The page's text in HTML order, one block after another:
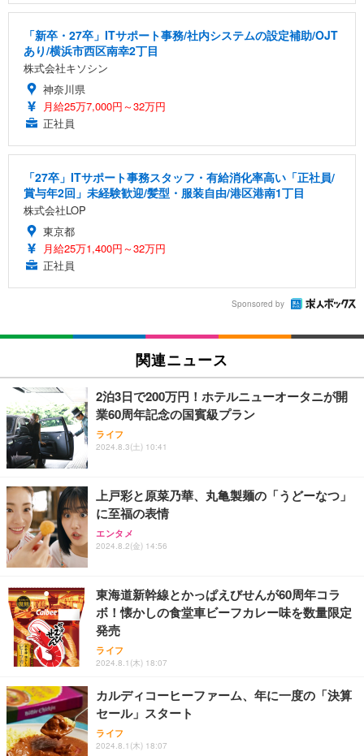
「新卒・27卒」ITサポート事務/社内システムの設定補助/OJT
あり/横浜市西区南幸2丁目
株式会社キソシン
神奈川県
月給25万7,000円～32万円
正社員
「27卒」ITサポート事務スタッフ・有給消化率高い「正社員/
賞与年2回」未経験歓迎/髪型・服装自由/港区港南1丁目
株式会社LOP
東京都
月給25万1,400円～32万円
正社員
Sponsored by
関連ニュース
2泊3日で200万円！ホテルニューオータニが開
業60周年記念の国賓級プラン
ライフ
2024.8.3(土) 10:41
上戸彩と原菜乃華、丸亀製麺の「うどーなつ」
に至福の表情
エンタメ
2024.8.2(金) 14:56
東海道新幹線とかっぱえびせんが60周年コラ
ボ！懐かしの食堂車ビーフカレー味を数量限定
発売
ライフ
2024.8.1(木) 18:07
カルディコーヒーファーム、年に一度の「決算
セール」スタート
ライフ
2024.8.1(木) 18:07